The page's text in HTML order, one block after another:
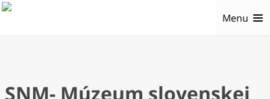
Menu
SNM- Múzeum slovenskej